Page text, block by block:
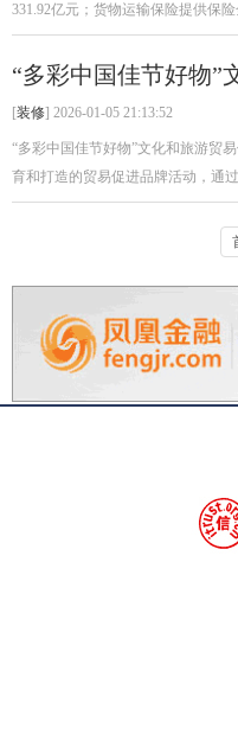
331.92亿元；货物运输保险提供保
“多彩中国佳节好物”
[装修] 2026-01-05 21:13:52
“多彩中国佳节好物”文化和旅游贸
育和打造的贸易促进品牌活动，通